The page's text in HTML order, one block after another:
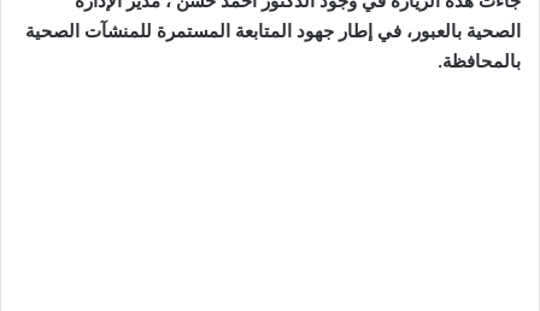
الصحية بالعبور، في إطار جهود المتابعة المستمرة للمنشآت الصحية
بالمحافظة.